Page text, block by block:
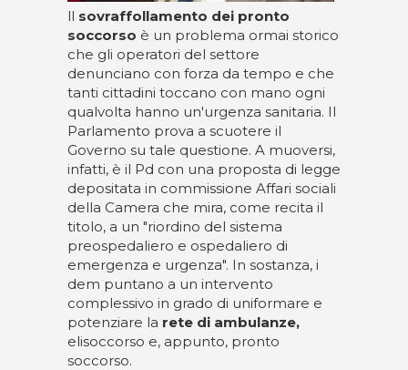
ll sovraffollamento dei pronto
soccorso è un problema ormai storico
che gli operatori del settore
denunciano con forza da tempo e che
tanti cittadini toccano con mano ogni
qualvolta hanno un'urgenza sanitaria. Il
Parlamento prova a scuotere il
Governo su tale questione. A muoversi,
infatti, è il Pd con una proposta di legge
depositata in commissione Affari sociali
della Camera che mira, come recita il
titolo, a un "riordino del sistema
preospedaliero e ospedaliero di
emergenza e urgenza". In sostanza, i
dem puntano a un intervento
complessivo in grado di uniformare e
potenziare la rete di ambulanze,
elisoccorso e, appunto, pronto
soccorso.